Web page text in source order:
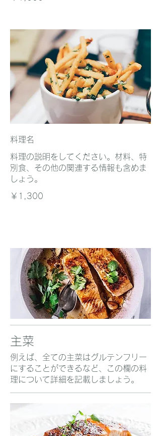
料理名
料理の説明をしてください。材料、特
別食、その他の関連する情報も含めま
しょう。
￥1,300
主菜
例えば、全ての主菜はグルテンフリー
にすることができるなど、この欄の料
理について詳細を記載しましょう。